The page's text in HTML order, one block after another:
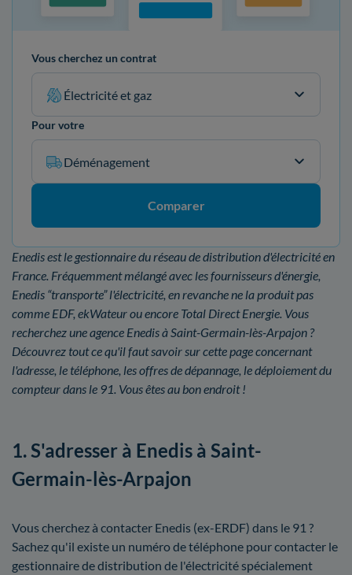
Vous cherchez un contrat
Électricité et gaz
Pour votre
Déménagement
Comparer
Enedis est le gestionnaire du réseau de distribution d'électricité en
France. Fréquemment mélangé avec les fournisseurs d'énergie,
Enedis “transporte” l'électricité, en revanche ne la produit pas
comme EDF, ekWateur ou encore Total Direct Energie. Vous
recherchez une agence Enedis à Saint-Germain-lès-Arpajon ?
Découvrez tout ce qu'il faut savoir sur cette page concernant
l'adresse, le téléphone, les offres de dépannage, le déploiement du
compteur dans le 91. Vous êtes au bon endroit !
1. S'adresser à Enedis à Saint-
Germain-lès-Arpajon
Vous cherchez à contacter Enedis (ex-ERDF) dans le 91 ?
Sachez qu'il existe un numéro de téléphone pour contacter le
gestionnaire de distribution de l'électricité spécialement